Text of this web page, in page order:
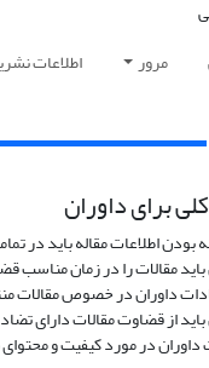
مرور اطلاعات
برای داوران
بودن اطلاعات مقاله باید در
باید مقالات را در زمان مناسب
داوران در خصوص مقالات
باید از قضاوت مقالات دارای
در مورد کیفیت و